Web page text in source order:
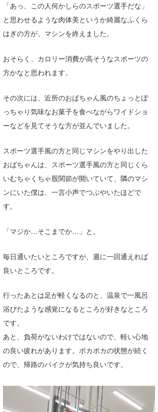
「あっ、この人何かしらのスポーツ選手だな」
と思わせるような肉体美というか綺麗なふくら
はぎの方が、マシンを終えました。
おそらく、カロリー消費が高そうなスポーツの
方かなと思われます。
その次には、近所のおばちゃん風のちょっとぽ
っちゃり気味なお菓子を食べながらワイドショ
ーなどを見てそうな方が並んでいました。
スポーツ選手風の方と同じマシンをやり出した
おばちゃんは、スポーツ選手風の方と同じくら
いむちゃくちゃ股関節が開いていて、隣のマシ
ンにいた僕は、一言小声でつぶやいたほどで
す。
「マジか…そこまでか…」と。
毎日通いたいところですが、週に一回通えれば
良いところです。
行ったあとは足が軽くなるのと、温泉で一風呂
浴びたような感覚になるところが好きなところ
です。
あと、負荷がないわけではないので、軽い心地
の良い疲れがあります。ポカポカの状態が続く
ので、帰路のバイクが気持ち良いです。
S.K
Soulman
waka☆=
たっちー
ハンマー
まっきー
三輪予報士
小川予報士
上條将美
唐澤予報士
SancheZ
ゴン
米山予報士
wanda
予報士 hiro.
Mr.K